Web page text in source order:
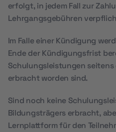
erfolgt, in jedem Fall zur
Lehrgangsgebühren
Im Falle einer Kündigung
Ende der Kündigungsfrist
Schulungsleistungen
erbracht worden sind.
Sind noch keine
Bildungsträgers erbracht,
Lernplattform für den